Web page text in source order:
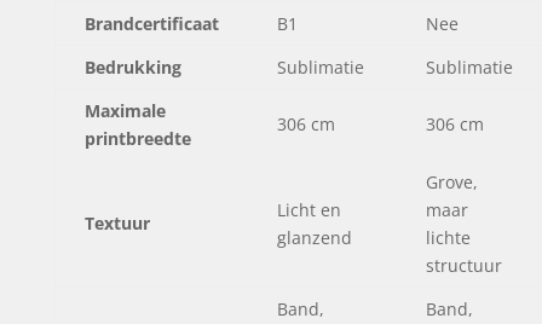
Brandcertificaat
B1
Nee
Bedrukking
Sublimatie
Sublimatie
Maximale
printbreedte
306 cm 306 cm
Textuur
Licht en
glanzend
Grove,
maar
lichte
structuur
Band,
Band,